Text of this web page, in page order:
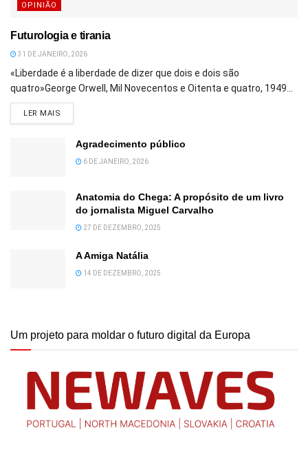
OPINIÃO
Futurologia e tirania
31 DE JANEIRO, 2026
«Liberdade é a liberdade de dizer que dois e dois são
quatro»George Orwell, Mil Novecentos e Oitenta e quatro, 1949...
LER MAIS
Agradecimento público
6 DE JANEIRO, 2026
Anatomia do Chega: A propósito de um livro
do jornalista Miguel Carvalho
27 DE DEZEMBRO, 2025
A Amiga Natália
14 DE DEZEMBRO, 2025
Um projeto para moldar o futuro digital da Europa